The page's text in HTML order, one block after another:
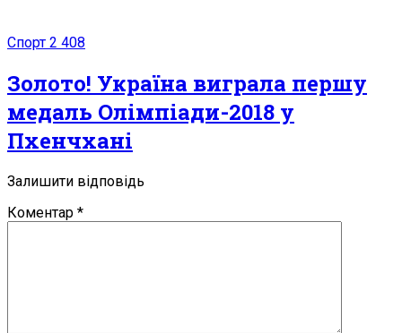
Спорт 2 408
Золото! Україна виграла першу
медаль Олімпіади-2018 у
Пхенчхані
Залишити відповідь
Коментар *